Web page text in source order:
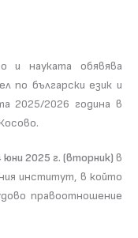
и науката обявява
по български език и
2025/2026 година в
юни 2025 г. (вторник) в
институт, в който
правоотношение